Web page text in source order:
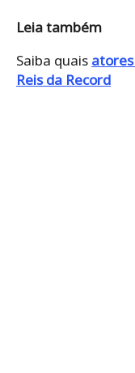
Leia também
Saiba quais
Reis da Record